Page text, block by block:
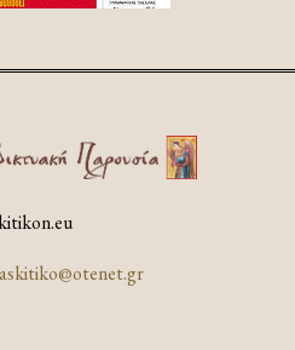
askitiko@otenet.gr